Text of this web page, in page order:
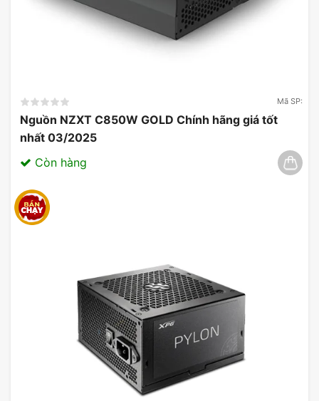
Mã SP:
Nguồn NZXT C850W GOLD Chính hãng giá tốt
nhất 03/2025
Còn hàng